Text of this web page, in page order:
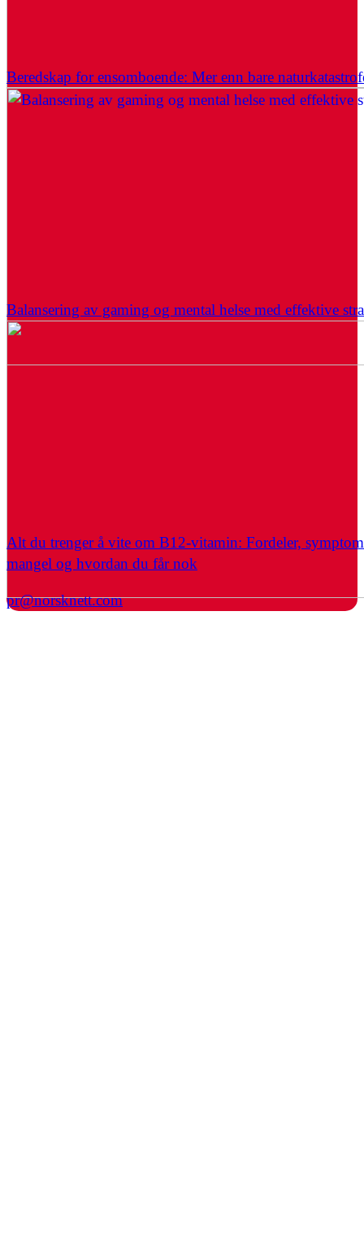
Beredskap for ensomboende: Mer enn bare
Balansering av gaming og mental helse med effektive
Alt du trenger å vite om B12-vitamin: Fordeler,
mangel og hvordan du får nok
pr@norsknett.com